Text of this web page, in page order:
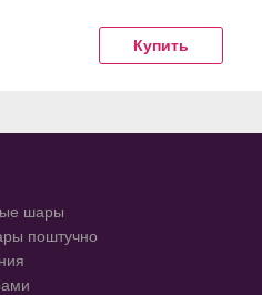
шары
поштучно